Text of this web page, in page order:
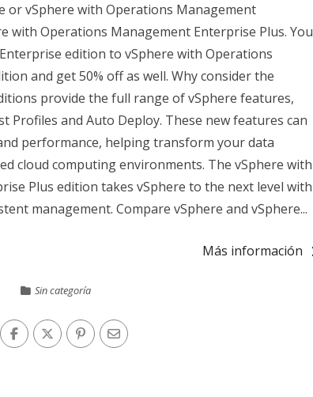
or vSphere with Operations Management
with Operations Management Enterprise Plus. You
edition to vSphere with Operations
and get 50% off as well. Why consider the
provide the full range of vSphere features,
Profiles and Auto Deploy. These new features can
performance, helping transform your data
cloud computing environments. The vSphere with
Plus edition takes vSphere to the next level with
management. Compare vSphere and vSphere...
Más información
Sin categoría